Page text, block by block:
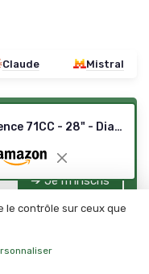
Tronçonneuse à essence 71CC - 28" - Diamètre de coupe : 71 cm - Tronconneuse Thermique - Pour bois de chauffage, coupe d'arbre et entretien du jardin - 10 000 tr/min - Réservoir de 550 ml
Claude Mistral
de
➔ Je m'inscris
d’être contacté(e) à
et ses
le contrôle sur ceux que